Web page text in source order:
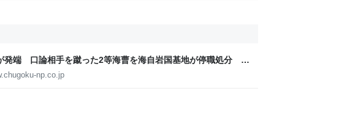
発端 口論相手を蹴った2等海曹を海自岩国基地が停職処分 |
ル
np.co.jp